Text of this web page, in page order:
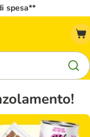
spesa**